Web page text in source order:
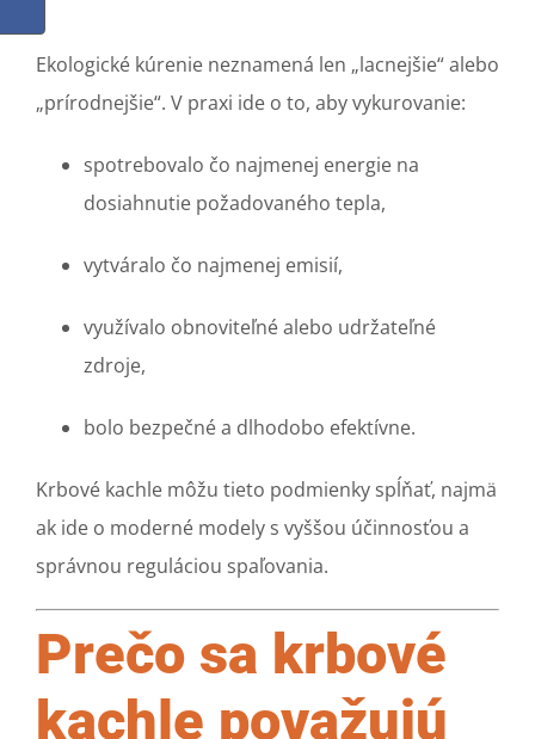
Ekologické kúrenie neznamená len „lacnejšie“ alebo
„prírodnejšie“. V praxi ide o to, aby vykurovanie:
spotrebovalo čo najmenej energie na
dosiahnutie požadovaného tepla,
vytváralo čo najmenej emisií,
využívalo obnoviteľné alebo udržateľné
zdroje,
bolo bezpečné a dlhodobo efektívne.
Krbové kachle môžu tieto podmienky spĺňať, najmä
ak ide o moderné modely s vyššou účinnosťou a
správnou reguláciou spaľovania.
Prečo sa krbové
kachle považujú